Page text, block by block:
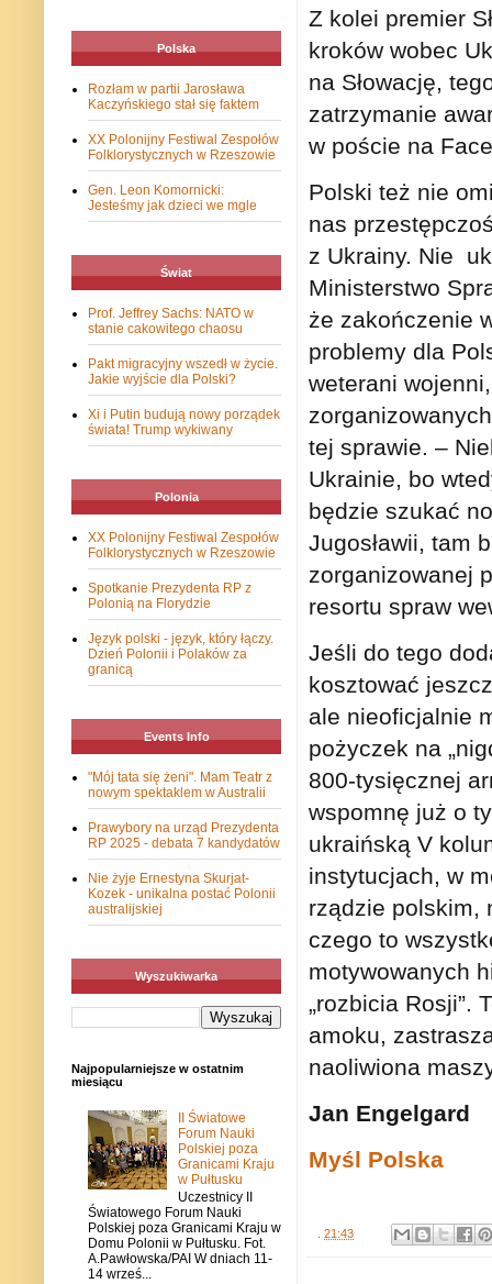
Z kolei premier
kroków wobec
na Słowację,
zatrzymanie
w poście na
Polski też nie
nas
z Ukrainy. Nie
Ministerstwo
że zakończenie
problemy dla
weterani
tej sprawie. –
Ukrainie, bo
będzie szukać
Jugosławii, tam
zorganizowanej
resortu spraw
Jeśli do tego
kosztować
ale nieoficjalnie
pożyczek na
800-tysięcznej
wspomnę już o
ukraińską V
instytucjach, w
rządzie polskim,
czego to
motywowanych
„rozbicia Rosji”.
amoku,
naoliwiona
Jan Engelgard
Myśl Polska
21:43
Polska
Rozłam w partii Jarosława
Kaczyńskiego stał się faktem
XX Polonijny Festiwal Zespołów
Folklorystycznych w Rzeszowie
Gen. Leon Komornicki:
Jesteśmy jak dzieci we mgle
Świat
Prof. Jeffrey Sachs: NATO w
stanie cakowitego chaosu
Pakt migracyjny wszedł w życie.
Jakie wyjście dla Polski?
Xi i Putin budują nowy porządek
świata! Trump wykiwany
Polonia
XX Polonijny Festiwal Zespołów
Folklorystycznych w Rzeszowie
Spotkanie Prezydenta RP z
Polonią na Florydzie
Język polski - język, który łączy.
Dzień Polonii i Polaków za
granicą
Events Info
"Mój tata się żeni". Mam Teatr z
nowym spektaklem w Australii
Prawybory na urząd Prezydenta
RP 2025 - debata 7 kandydatów
Nie żyje Ernestyna Skurjat-
Kozek - unikalna postać Polonii
australijskiej
Wyszukiwarka
Najpopularniejsze w ostatnim
miesiącu
II Światowe
Forum Nauki
Polskiej poza
Granicami Kraju
w Pułtusku
Uczestnicy II
Światowego Forum Nauki
Polskiej poza Granicami Kraju w
Domu Polonii w Pułtusku. Fot.
A.Pawłowska/PAI W dniach 11-
14 wrześ...